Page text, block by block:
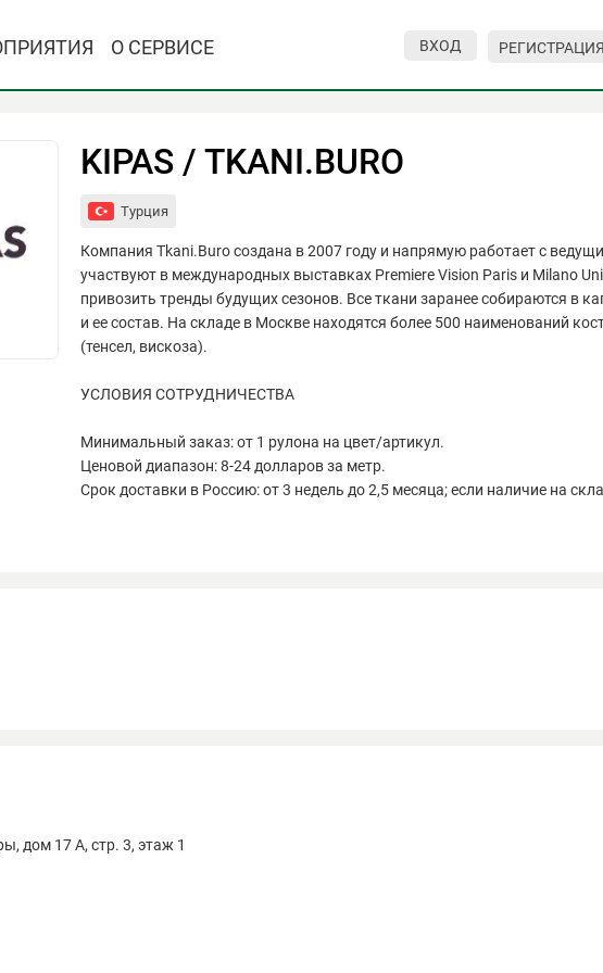
О СЕРВИСЕ ВХОД РЕГИСТРАЦИЯ
KIPAS / TKANI.BURO
Турция
Компания Tkani.Buro создана в 2007 году и напрямую работает с
участвуют в международных выставках Premiere Vision Paris и Мilano
привозить тренды будущих сезонов. Все ткани заранее собираются в
и ее состав. На складе в Москве находятся более 500 наименований
(тенсел, вискоза).
УСЛОВИЯ СОТРУДНИЧЕСТВА
Минимальный заказ: от 1 рулона на цвет/артикул.
Ценовой диапазон: 8-24 долларов за метр.
Срок доставки в Россию: от 3 недель до 2,5 месяца; если наличие на
дом 17 А, стр. 3, этаж 1